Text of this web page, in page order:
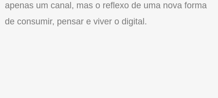
apenas um canal, mas o reflexo de uma nova forma
de consumir, pensar e viver o digital.